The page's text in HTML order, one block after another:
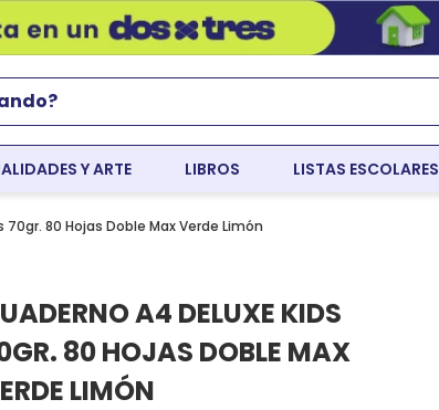
Y ARTE LIBROS LISTAS ESCOLARES
80 Hojas Doble Max Verde Limón
A4 DELUXE KIDS
80 HOJAS DOBLE MAX
LIMÓN